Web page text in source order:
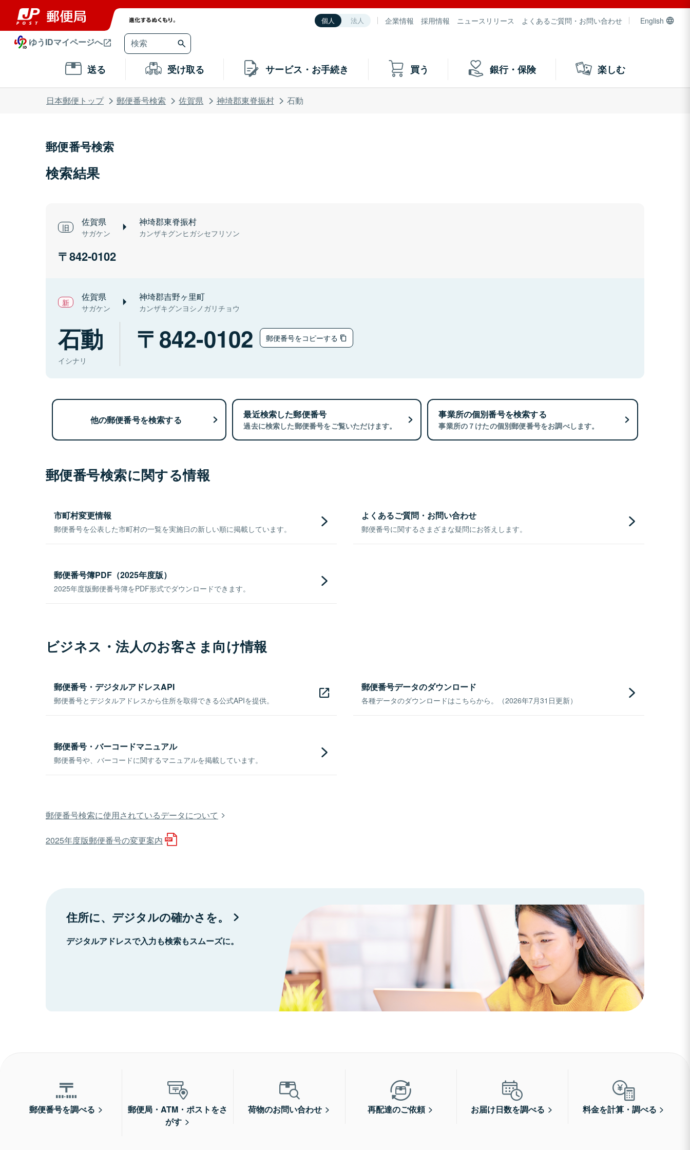
個人 法人 企業情報 採用情報 ニュースリリース よくあるご質問・お問い合わせ English
ゆうIDマイページへ
送る 受け取る サービス・お手続き 買う 銀行・保険 楽しむ
日本郵便トップ 郵便番号検索 佐賀県 神埼郡東脊振村 石動
郵便番号検索
検索結果
佐賀県
サガケン
神埼郡東脊振村
カンザキグンヒガシセフリソン
842-0102
佐賀県
サガケン
神埼郡吉野ヶ里町
カンザキグンヨシノガリチョウ
石動
イシナリ
842-0102 郵便番号をコピーする
他の郵便番号を検索する 最近検索した郵便番号
過去に検索した郵便番号をご覧いただけます。
事業所の個別番号を検索する
事業所の７けたの個別郵便番号をお調べします。
郵便番号検索に関する情報
市町村変更情報
郵便番号を公表した市町村の一覧を実施日の新しい順に掲載しています。
よくあるご質問・お問い合わせ
郵便番号に関するさまざまな疑問にお答えします。
郵便番号簿PDF（2025年度版）
2025年度版郵便番号簿をPDF形式でダウンロードできます。
ビジネス・法人のお客さま向け情報
郵便番号・デジタルアドレスAPI
郵便番号とデジタルアドレスから住所を取得できる公式APIを提供。
郵便番号データのダウンロード
各種データのダウンロードはこちらから。（2026年7月31日更新）
郵便番号・バーコードマニュアル
郵便番号や、バーコードに関するマニュアルを掲載しています。
郵便番号検索に使用されているデータについて
2025年度版郵便番号の変更案内
住所に、デジタルの確かさを。
デジタルアドレスで入力も検索もスムーズに。
郵便番号を調べる
郵便局・ATM・ポストをさ
がす
荷物のお問い合わせ 再配達のご依頼 お届け日数を調べる 料金を計算・調べる